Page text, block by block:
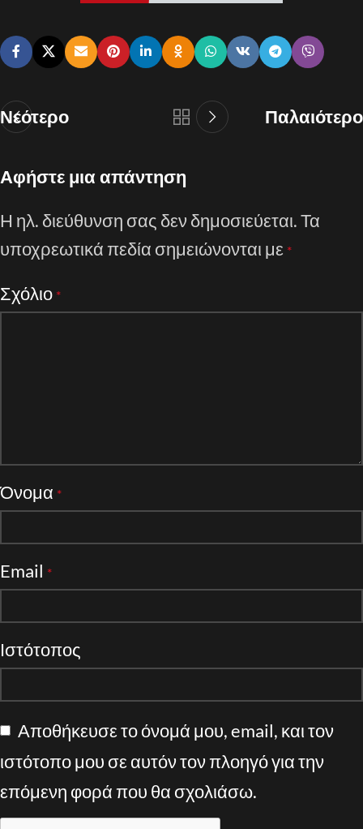
Νεότερο Παλαιότερο
Αφήστε μια απάντηση
Η ηλ. διεύθυνση σας δεν δημοσιεύεται.Τα
υποχρεωτικά πεδία σημειώνονται με *
Σχόλιο *
Όνομα *
Email *
Ιστότοπος
Αποθήκευσε το όνομά μου, email, και τον
ιστότοπο μου σε αυτόν τον πλοηγό για την
επόμενη φορά που θα σχολιάσω.